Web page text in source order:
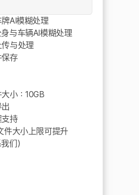
AI模糊处理
与车辆AI模糊处理
与处理
存
小：10GB
支持
件大小上限可提升
们）